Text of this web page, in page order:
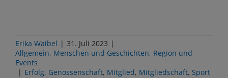
Erika Waibel | 31. Juli 2023 |
Allgemein, Menschen und Geschichten, Region und
Events
| Erfolg, Genossenschaft, Mitglied, Mitgliedschaft, Sport